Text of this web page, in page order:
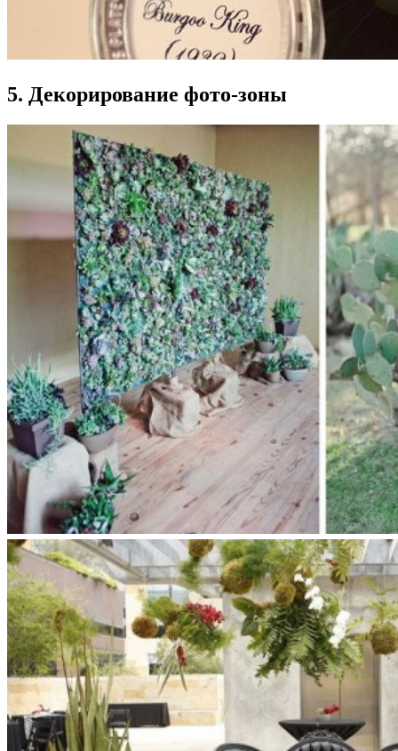
5. Декорирование фото-зоны